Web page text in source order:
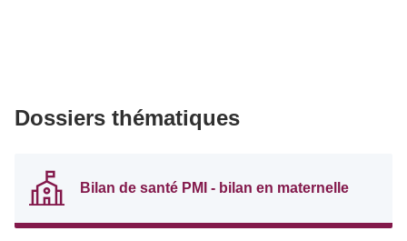
Dossiers thématiques
Bilan de santé PMI - bilan en maternelle